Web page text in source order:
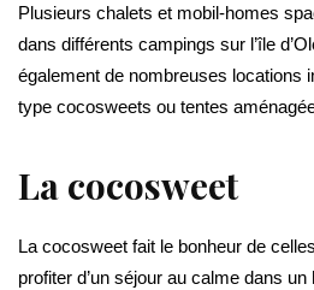
Plusieurs chalets et mobil-homes
dans différents campings sur l’île
également de nombreuses locations
type cocosweets ou tentes
La cocosweet
La cocosweet fait le bonheur de
profiter d’un séjour au calme dans